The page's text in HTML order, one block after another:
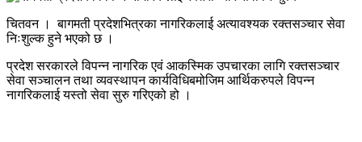
चितवन । बागमती प्रदेशभित्रका नागरिकलाई अत्यावश्यक रक्तसञ्चार सेवा
निःशुल्क हुने भएको छ ।
प्रदेश सरकारले विपन्न नागरिक एवं आकस्मिक उपचारका लागि रक्तसञ्चार
सेवा सञ्चालन तथा व्यवस्थापन कार्यविधिबमोजिम आर्थिकरुपले विपन्न
नागरिकलाई यस्तो सेवा सुरु गरिएको हो ।